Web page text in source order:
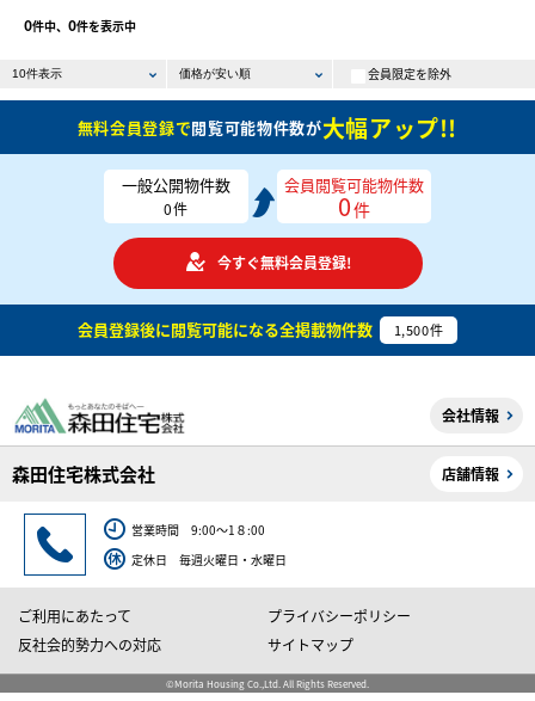
0件中、 0件を表示中
会員限定を除外
無料会員登録で閲覧可能物件数が大幅アップ!!
一般公開物件数
0件
会員閲覧可能物件数
0件
今すぐ無料会員登録!
会員登録後に閲覧可能になる全掲載物件数 1,500件
会社情報
森田住宅株式会社 店舗情報
営業時間 9:00～1８:00
定休日 毎週火曜日・水曜日
ご利用にあたって
プライバシーポリシー
反社会的勢力への対応
サイトマップ
©Morita Housing Co.,Ltd. All Rights Reserved.